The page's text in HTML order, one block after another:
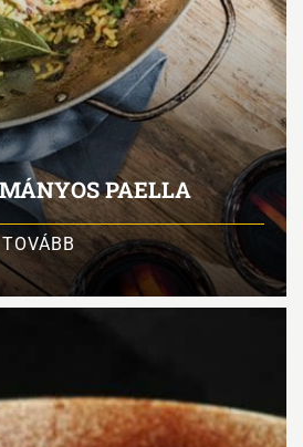
PAELLA
TOVÁBB